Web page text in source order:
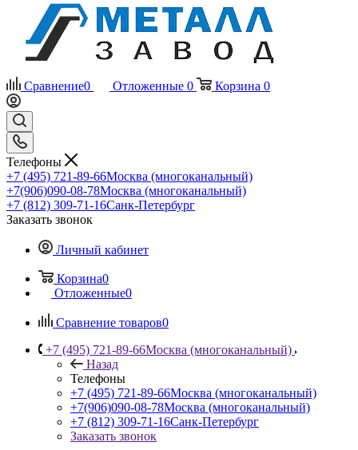
Сравнение0 Отложенные 0 Корзина 0
Телефоны
+7 (495) 721-89-66Москва (многоканальный)
+7(906)090-08-78Москва (многоканальный)
+7 (812) 309-71-16Санк-Петербург
Заказать звонок
Личный кабинет
Корзина0
Отложенные0
Сравнение товаров0
+7 (495) 721-89-66Москва (многоканальный)
Назад
Телефоны
+7 (495) 721-89-66Москва (многоканальный)
+7(906)090-08-78Москва (многоканальный)
+7 (812) 309-71-16Санк-Петербург
Заказать звонок